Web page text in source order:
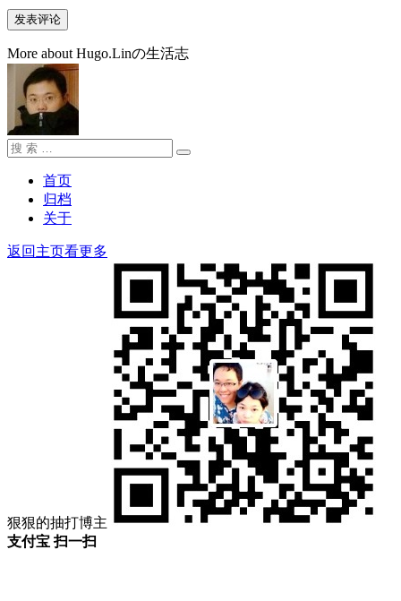
More about Hugo.Linの生活志
搜
搜
首页
归档
关于
返回主页看更多
狠狠的抽打博主
支付宝 扫一扫